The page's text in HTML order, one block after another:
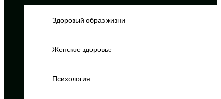
Здоровый образ жизни
Женское здоровье
Психология